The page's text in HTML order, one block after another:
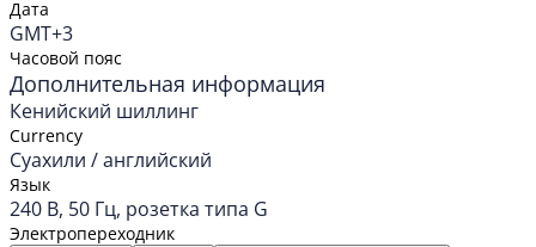
Дата
GMT+3
Часовой пояс
Дополнительная информация
Кенийский шиллинг
Currency
Суахили / английский
Язык
240 В, 50 Гц, розетка типа G
Электропереходник